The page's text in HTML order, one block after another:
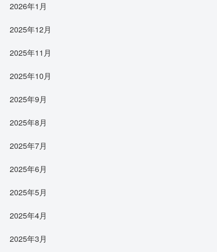
2026年1月
2025年12月
2025年11月
2025年10月
2025年9月
2025年8月
2025年7月
2025年6月
2025年5月
2025年4月
2025年3月